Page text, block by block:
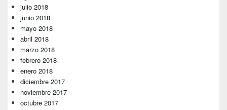
julio 2018
junio 2018
mayo 2018
abril 2018
marzo 2018
febrero 2018
enero 2018
diciembre 2017
noviembre 2017
octubre 2017